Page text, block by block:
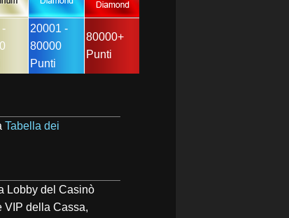
-
20001 -
80000
Punti
80000+
Punti
Tabella dei
Lobby del Casinò
VIP della Cassa,